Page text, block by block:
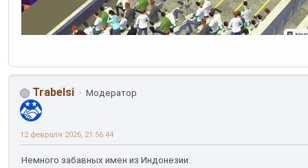
Trabelsi Модератор
12 февраля 2026, 21:56:44
Немного забавных имен из Индонезии: